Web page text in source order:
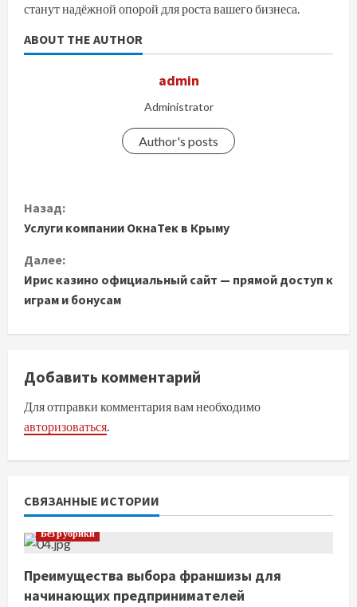
станут надёжной опорой для роста вашего бизнеса.
ABOUT THE AUTHOR
admin
Administrator
Author's posts
П
р
о
д
о
л
ж
и
т
ь
ч
т
Назад:
Услуги компании ОкнаТек в Крыму
Далее:
Ирис казино официальный сайт — прямой доступ к
играм и бонусам
Добавить комментарий
Для отправки комментария вам необходимо
авторизоваться.
СВЯЗАННЫЕ ИСТОРИИ
Без рубрики
Преимущества выбора франшизы для
начинающих предпринимателей